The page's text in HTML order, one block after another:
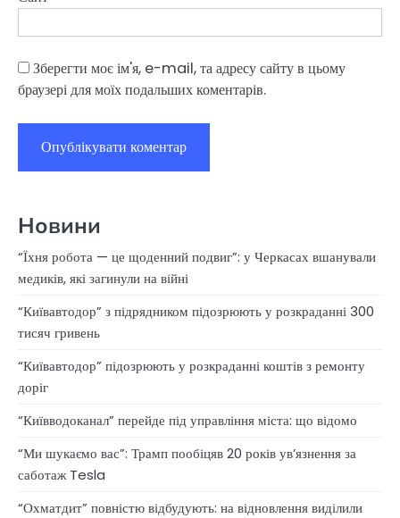
Зберегти моє ім'я, e-mail, та адресу сайту в цьому
браузері для моїх подальших коментарів.
Новини
“Їхня робота — це щоденний подвиг”: у Черкасах вшанували
медиків, які загинули на війні
“Київавтодор” з підрядником підозрюють у розкраданні 300
тисяч гривень
“Київавтодор” підозрюють у розкраданні коштів з ремонту
доріг
“Київводоканал” перейде під управління міста: що відомо
“Ми шукаємо вас”: Трамп пообіцяв 20 років ув’язнення за
саботаж Tesla
“Охматдит” повністю відбудують: на відновлення виділили